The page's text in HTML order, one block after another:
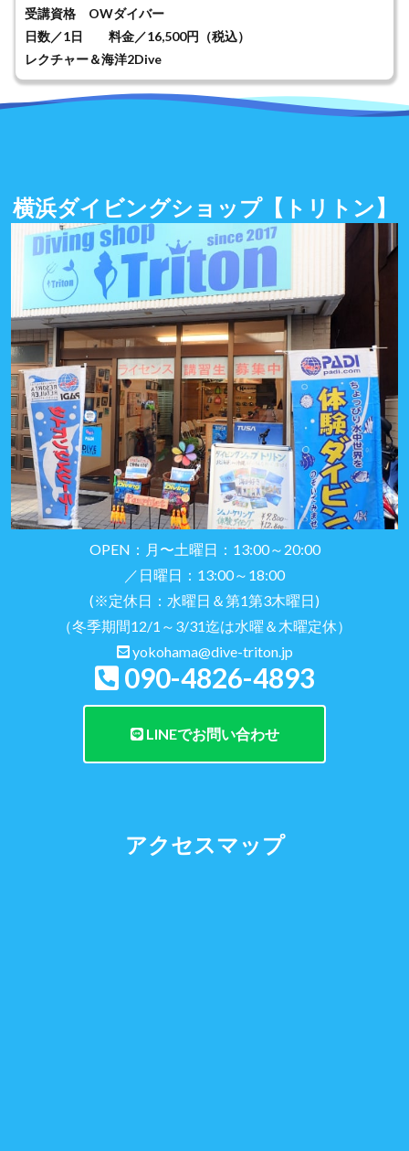
受講資格 OWダイバー
日数／1日 料金／16,500円（税込）
レクチャー＆海洋2Dive
横浜ダイビングショップ【トリトン】
OPEN：月〜土曜日：13:00～20:00
／日曜日：13:00～18:00
(※定休日：水曜日＆第1第3木曜日)
（冬季期間12/1～3/31迄は水曜＆木曜定休）
yokohama@dive-triton.jp
090-4826-4893
LINEでお問い合わせ
アクセスマップ